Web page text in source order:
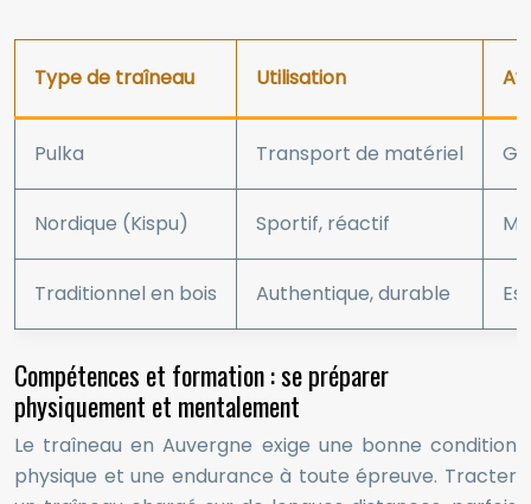
Type de traîneau Utilisation
Pulka Transport de matériel
Nordique (Kispu) Sportif, réactif
Traditionnel en bois Authentique, durable
Compétences et formation : se préparer
physiquement et mentalement
Le traîneau en Auvergne exige une bonne condition
physique et une endurance à toute épreuve. Tracter